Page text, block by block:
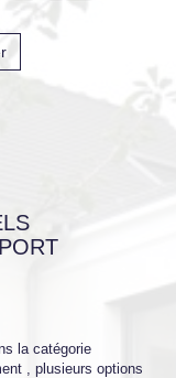
la catégorie
, plusieurs options